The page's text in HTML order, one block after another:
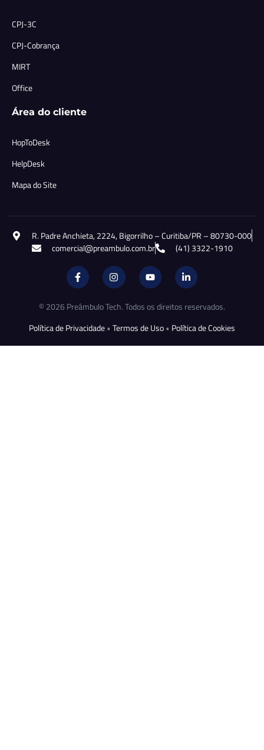
CPJ-3C
CPJ-Cobrança
MIRT
Office
Área do cliente
HopToDesk
HelpDesk
Mapa do Site
R. Padre Anchieta, 2224, Bigorrilho – Curitiba/PR – 80730-000
comercial@preambulo.com.br
(41) 3322-1910
© 2026 Preâmbulo Tech. Todos os direitos reservados.
Política de Privacidade• Termos de Uso• Política de Cookies